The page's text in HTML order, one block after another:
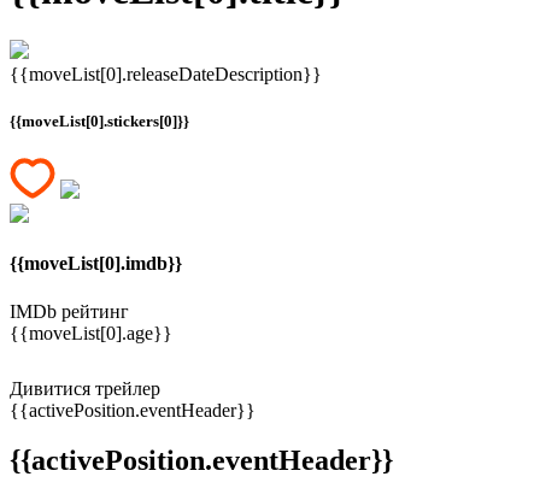
{{moveList[0].releaseDateDescription}}
{{moveList[0].stickers[0]}}
{{moveList[0].imdb}}
IMDb рейтинг
{{moveList[0].age}}
Дивитися трейлер
{{activePosition.eventHeader}}
{{activePosition.eventHeader}}